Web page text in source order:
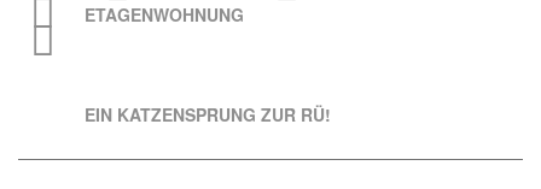
ETAGENWOHNUNG
EIN KATZENSPRUNG ZUR RÜ!